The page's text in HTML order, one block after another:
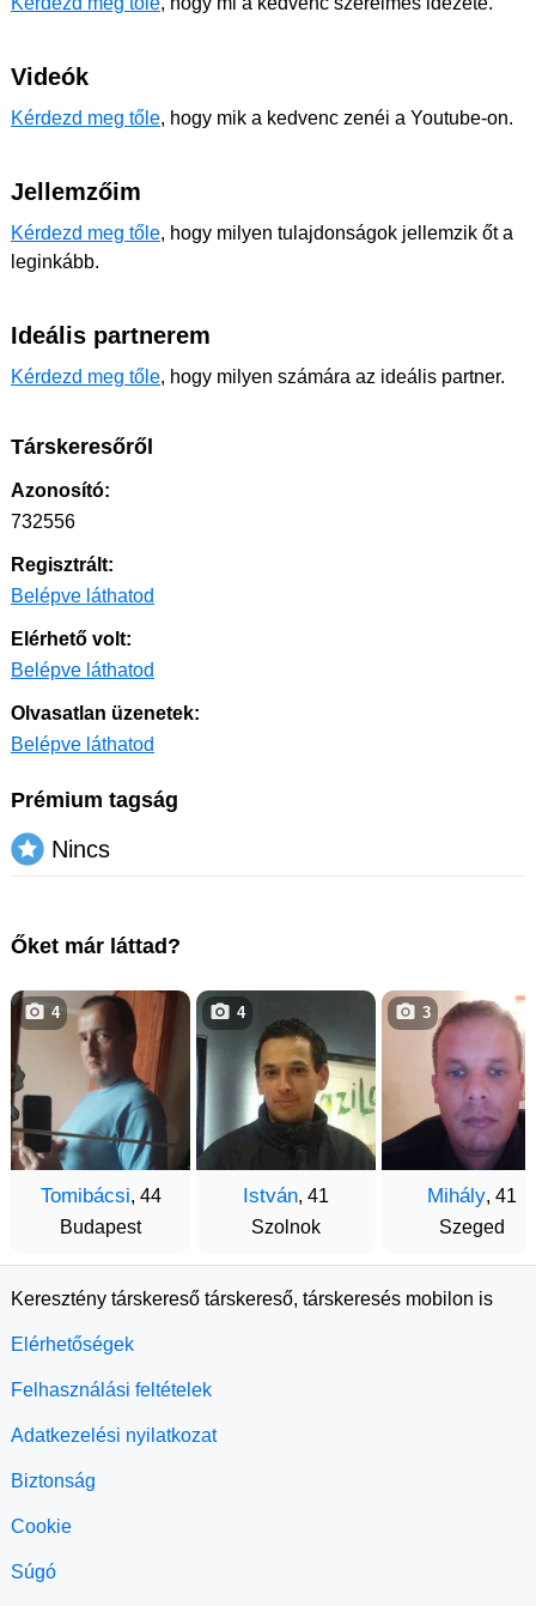
Videók
Kérdezd meg tőle, hogy mik a kedvenc zenéi a Youtube-on.
Jellemzőim
Kérdezd meg tőle, hogy milyen tulajdonságok jellemzik őt a
leginkább.
Ideális partnerem
Kérdezd meg tőle, hogy milyen számára az ideális partner.
Társkeresőről
Azonosító:
732556
Regisztrált:
Belépve láthatod
Elérhető volt:
Belépve láthatod
Olvasatlan üzenetek:
Belépve láthatod
Prémium tagság
Nincs
Őket már láttad?
Tomibácsi, 44
Budapest
4
István, 41
Szolnok
4
Mihály, 41
Szeged
3
Keresztény társkereső társkereső, társkeresés mobilon is
Elérhetőségek
Felhasználási feltételek
Adatkezelési nyilatkozat
Biztonság
Cookie
Súgó